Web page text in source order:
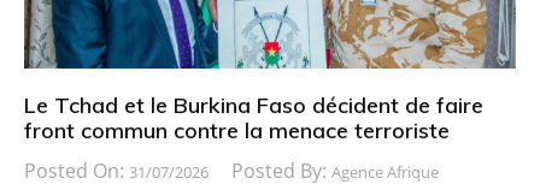
Le Tchad et le Burkina Faso décident de faire
front commun contre la menace terroriste
Posted On: 31/07/2026 Posted By: Agence Afrique